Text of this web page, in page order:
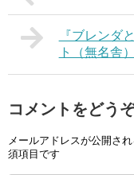
『ブレンダ
ト（無名舎）
コメントをどう
メールアドレスが公開さ
須項目です